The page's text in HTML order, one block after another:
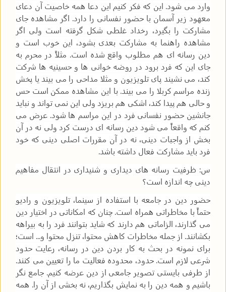
وارد می شود. این که فکر کنیم این دعا همه خاصیت آن دعای
معهود زیر آسمان با حضور نفسانی را دارد. اگر مشاهده جای
مشارکت را بگیرد، رخداد غلطی شکل گرفته است ولی اگر
مشاهده راهنما به مشارکت بعدی بشود، این خوب است و
دین رسانه ای هم مطلوب واقع شده است. مثلاً در محرم به
جای این که فرد برود در روضه خوانی ها و حسینیه ها شرکت
کند، می نشیند پای تلویزیون و مثلا مداحی را می بیند یا پخش
زنده مراسم کربلا را می بیند. با این مشاهده ممکن است حس
و حالی هم پیدا کند، اشکی هم بریزد ولی این نمی تواند و نباید
جانشین حضور نفسانی فرد در این مراسم ها شود. عرض می
کنم که واقعاً می شود دین رسانه ای درست کرد ولی نه در آن
بخش از واجبات دینی، نه در آن مقررات اصلی دینی که خود
فرد باید مشارکت فعال داشته باشد.
س: ظرفیت رسانه های دیداری و شنیداری در انتقال مفاهیم
دینی چه اندازه است؟
حضور دین در جامعه با استفاده از سینما، تلویزیون و رادیو
حتماً با مخاطراتی همراه است. چنان که امکاناتی در اختیار دین
می گذارند، الزاماتی هم دارند که شاید بتوانند فرد را به بیراهه
بکشانند. از جمله مخاطرات کاهش محتوا، تنزل محتوا و... است؛
برای نمونه در بحث به کار بردن دین در رسانه، رعایت حدود
شرعی لازم است. حدود، محدوده فعالیت ما را تعیین می کنند.
از طرفی بایستی تصویر جامعی از دین عرضه کنیم. جامع نگر
باشیم و همه دین را به نمایش بگذاریم، نه بخشی از آن را. همه